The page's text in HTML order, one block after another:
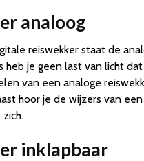
analoog
reiswekker staat de
heb je geen last van licht
van een analoge
hoor je de wijzers van
inklapbaar